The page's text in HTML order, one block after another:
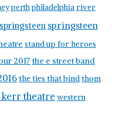
perthphiladelphiariver
springsteen springsteen
stand up for heroes
2017 the e street band
the ties that bindthom
theatre western